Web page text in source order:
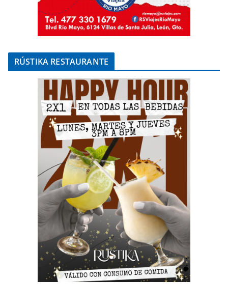
RÚSTIKA RESTAURANTE